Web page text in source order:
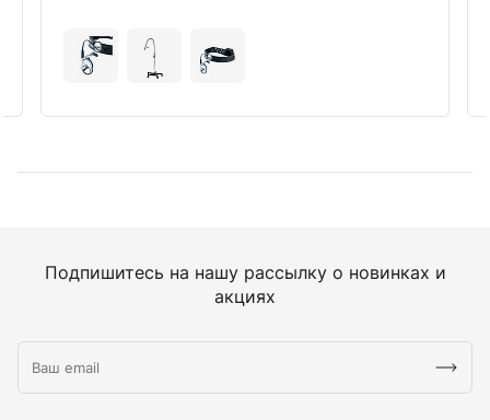
Подпишитесь на нашу рассылку о новинках и
акциях